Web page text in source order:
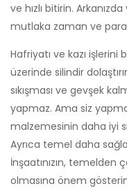
ve hızlı bitirin.
mutlaka zaman ve para
Hafriyatı ve kazı
üzerinde silindir
sıkışması ve gevşek
yapmaz. Ama siz
malzemesinin daha iyi
Ayrıca temel daha
İnşaatınızın, temelden
olmasına önem